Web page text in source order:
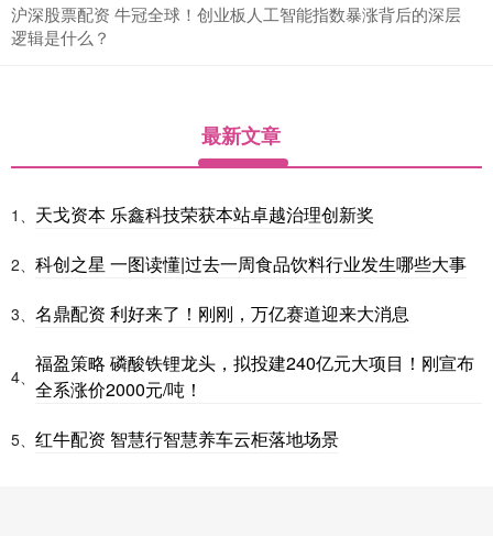
沪深股票配资 牛冠全球！创业板人工智能指数暴涨背后的深层
逻辑是什么？
最新文章
1、 天戈资本 乐鑫科技荣获本站卓越治理创新奖
2、 科创之星 一图读懂|过去一周食品饮料行业发生哪些大事
3、 名鼎配资 利好来了！刚刚，万亿赛道迎来大消息
4、
福盈策略 磷酸铁锂龙头，拟投建240亿元大项目！刚宣布
全系涨价2000元/吨！
5、 红牛配资 智慧行智慧养车云柜落地场景